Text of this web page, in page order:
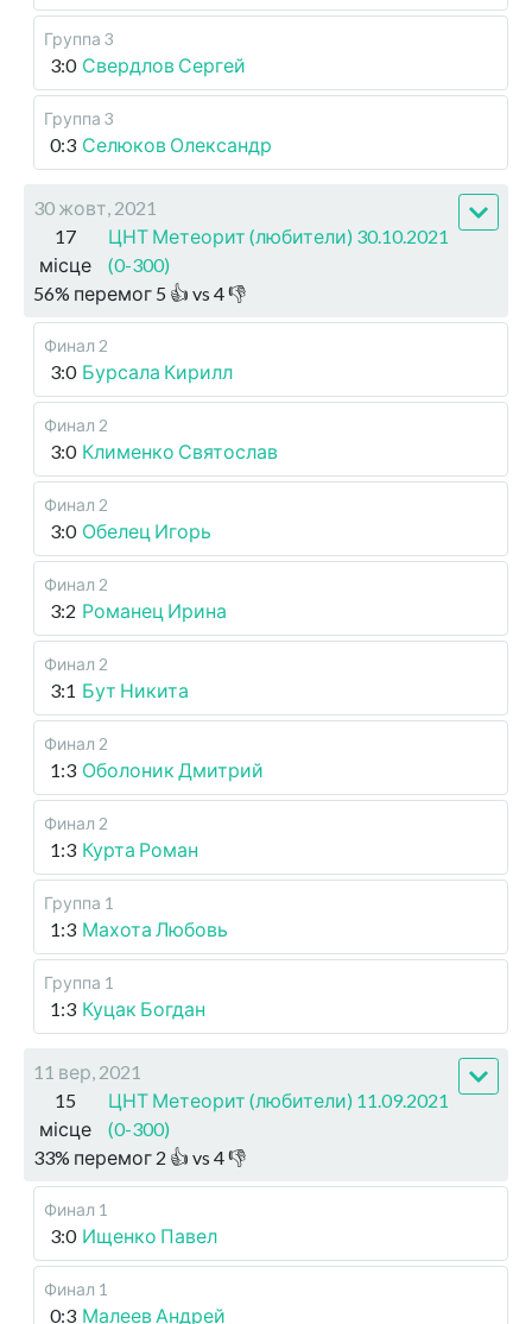
Группа 3
3:0 Свердлов Сергей
Группа 3
0:3 Селюков Олександр
30 жовт, 2021
17
місце
ЦНТ Метеорит (любители) 30.10.2021
(0-300)
56% перемог 5 👍 vs 4👎
Финал 2
3:0 Бурсала Кирилл
Финал 2
3:0 Клименко Святослав
Финал 2
3:0 Обелец Игорь
Финал 2
3:2 Романец Ирина
Финал 2
3:1 Бут Никита
Финал 2
1:3 Оболоник Дмитрий
Финал 2
1:3 Курта Роман
Группа 1
1:3 Махота Любовь
Группа 1
1:3 Куцак Богдан
11 вер, 2021
15
місце
ЦНТ Метеорит (любители) 11.09.2021
(0-300)
33% перемог 2 👍 vs 4👎
Финал 1
3:0 Ищенко Павел
Финал 1
0:3 Малеев Андрей